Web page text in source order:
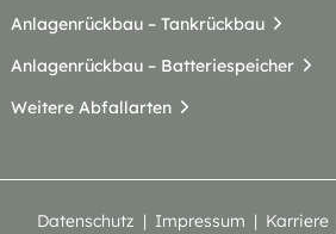
Anlagenrückbau – Tankrückbau
Anlagenrückbau – Batteriespeicher
Weitere Abfallarten
Datenschutz Impressum Karriere